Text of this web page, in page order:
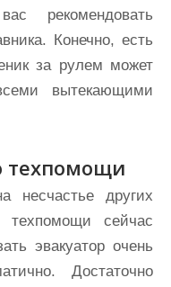
рекомендовать
Конечно, есть
за рулем может
вытекающими
техпомощи
несчастье других
техпомощи сейчас
эвакуатор очень
Достаточно